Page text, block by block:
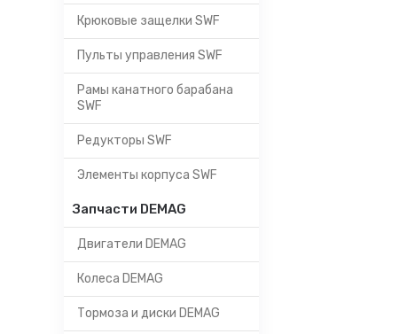
Крюковые защелки SWF
Пульты управления SWF
Рамы канатного барабана
SWF
Редукторы SWF
Элементы корпуса SWF
Запчасти DEMAG
Двигатели DEMAG
Колеса DEMAG
Тормоза и диски DEMAG